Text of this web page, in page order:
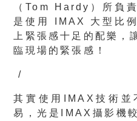
（Tom Hardy）所負
是使用 IMAX 大型比
上緊張感十足的配樂，
臨現場的緊張感！
/
其實使用IMAX技術並
易，光是IMAX攝影機